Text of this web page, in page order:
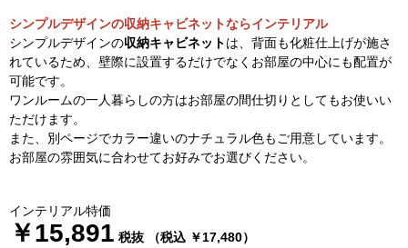
シンプルデザインの収納キャビネットならインテリアル
シンプルデザインの収納キャビネットは、背面も化粧仕上げが施さ
れているため、壁際に設置するだけでなくお部屋の中心にも配置が
可能です。
ワンルームの一人暮らしの方はお部屋の間仕切りとしてもお使いい
ただけます。
また、別ページでカラー違いのナチュラル色もご用意しています。
お部屋の雰囲気に合わせてお好みでお選びください。
インテリアル特価
￥15,891 税抜 （税込 ￥17,480）